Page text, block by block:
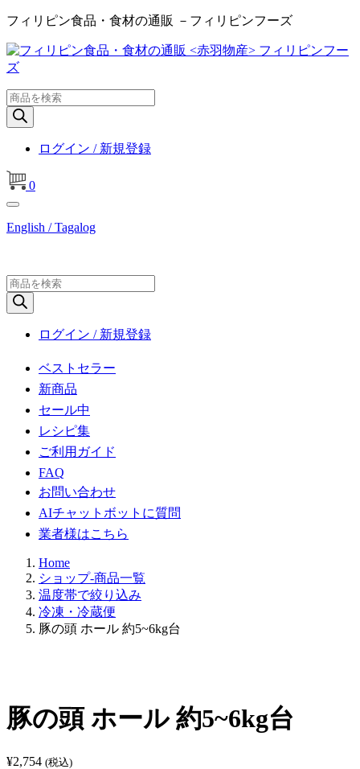
フィリピン食品・食材の通販 －フィリピンフーズ
商
品
検
ログイン / 新規登録
0
English / Tagalog
商
品
検
ログイン / 新規登録
ベストセラー
新商品
セール中
レシピ集
ご利用ガイド
FAQ
お問い合わせ
AIチャットボットに質問
業者様はこちら
Home
ショップ-商品一覧
温度帯で絞り込み
冷凍・冷蔵便
豚の頭 ホール 約5~6kg台
豚の頭 ホール 約5~6kg台
¥2,754 (税込)